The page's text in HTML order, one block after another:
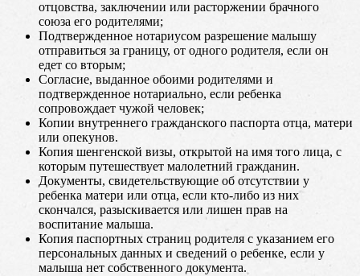
отцовства, заключении или расторжении брачного
союза его родителями;
Подтвержденное нотариусом разрешение малышу
отправиться за границу, от одного родителя, если он
едет со вторым;
Согласие, выданное обоими родителями и
подтвержденное нотариально, если ребенка
сопровождает чужой человек;
Копии внутреннего гражданского паспорта отца, матери
или опекунов.
Копия шенгенской визы, открытой на имя того лица, с
которым путешествует малолетний гражданин.
Документы, свидетельствующие об отсутствии у
ребенка матери или отца, если кто-либо из них
скончался, разыскивается или лишен прав на
воспитание малыша.
Копия паспортных страниц родителя с указанием его
персональных данных и сведений о ребенке, если у
малыша нет собственного документа.